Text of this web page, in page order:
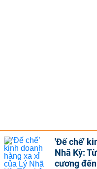
'Đế chế’
Nhã Kỳ:
cương